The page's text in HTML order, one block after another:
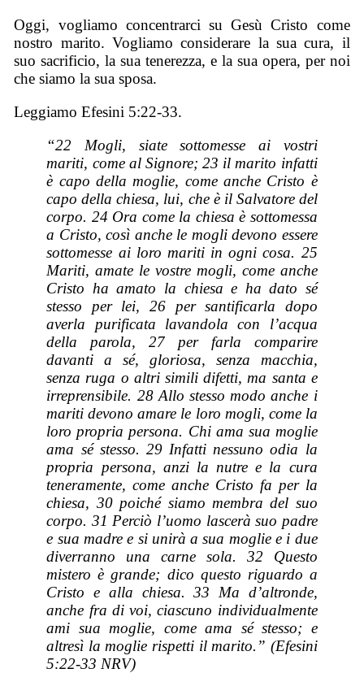
Oggi, vogliamo concentrarci su Gesù Cristo come
nostro marito. Vogliamo considerare la sua cura, il
suo sacrificio, la sua tenerezza, e la sua opera, per noi
che siamo la sua sposa.
Leggiamo Efesini 5:22-33.
“22 Mogli, siate sottomesse ai vostri
mariti, come al Signore; 23 il marito infatti
è capo della moglie, come anche Cristo è
capo della chiesa, lui, che è il Salvatore del
corpo. 24 Ora come la chiesa è sottomessa
a Cristo, così anche le mogli devono essere
sottomesse ai loro mariti in ogni cosa. 25
Mariti, amate le vostre mogli, come anche
Cristo ha amato la chiesa e ha dato sé
stesso per lei, 26 per santificarla dopo
averla purificata lavandola con l’acqua
della parola, 27 per farla comparire
davanti a sé, gloriosa, senza macchia,
senza ruga o altri simili difetti, ma santa e
irreprensibile. 28 Allo stesso modo anche i
mariti devono amare le loro mogli, come la
loro propria persona. Chi ama sua moglie
ama sé stesso. 29 Infatti nessuno odia la
propria persona, anzi la nutre e la cura
teneramente, come anche Cristo fa per la
chiesa, 30 poiché siamo membra del suo
corpo. 31 Perciò l’uomo lascerà suo padre
e sua madre e si unirà a sua moglie e i due
diverranno una carne sola. 32 Questo
mistero è grande; dico questo riguardo a
Cristo e alla chiesa. 33 Ma d’altronde,
anche fra di voi, ciascuno individualmente
ami sua moglie, come ama sé stesso; e
altresì la moglie rispetti il marito.” (Efesini
5:22-33 NRV)